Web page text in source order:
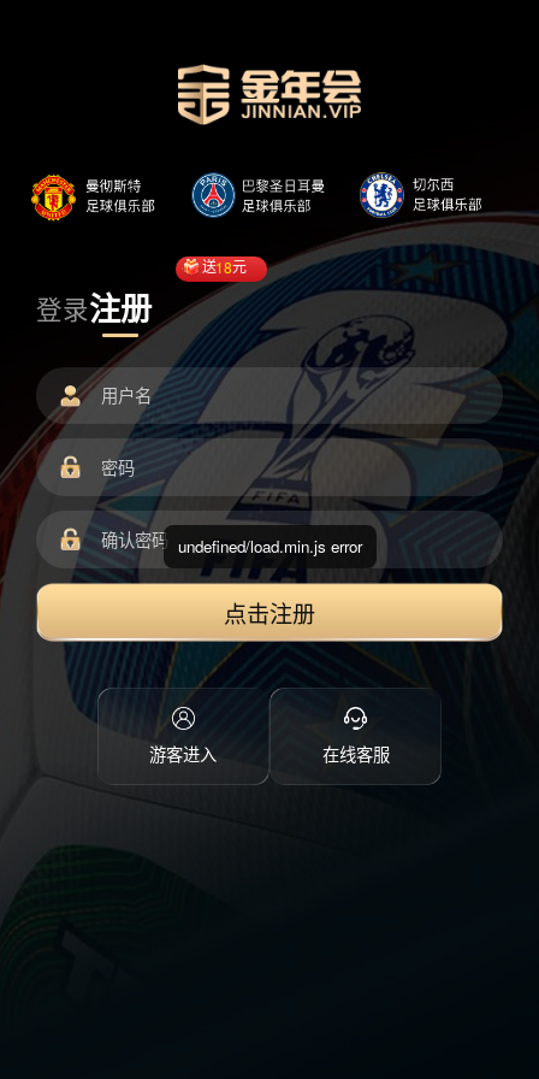
登录注册
送18元
点击注册
游客进入 在线客服
undefined/load.min.js error